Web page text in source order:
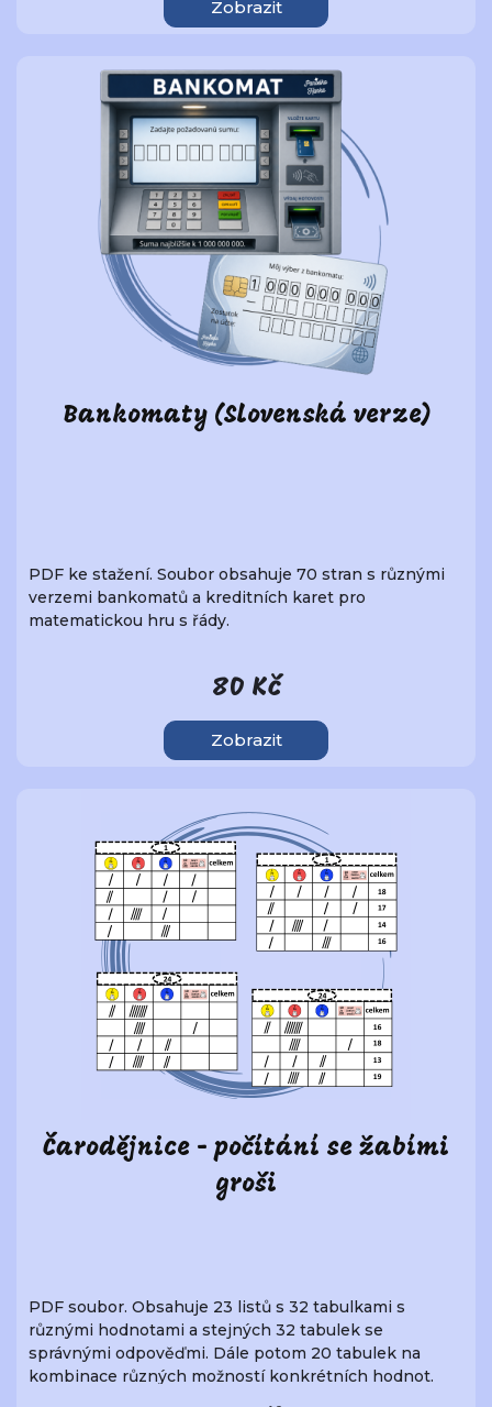
Zobrazit
Bankomaty (Slovenská verze)
PDF ke stažení. Soubor obsahuje 70 stran s různými
verzemi bankomatů a kreditních karet pro
matematickou hru s řády.
80 Kč
Zobrazit
Čarodějnice - počítání se žabími
groši
PDF soubor. Obsahuje 23 listů s 32 tabulkami s
různými hodnotami a stejných 32 tabulek se
správnými odpověďmi. Dále potom 20 tabulek na
kombinace různých možností konkrétních hodnot.